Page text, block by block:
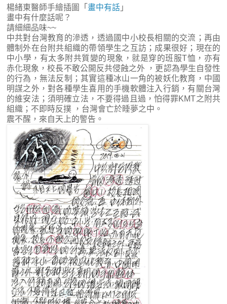
楊緒東醫師手繪插圖「 畫中有話 」
畫中有什麼話呢？
請細細品味~~
中共對台灣教育的滲透，透過國中小校長相關的交流；再由
體制外在台附共組織的帶領學生之互訪；成果很好；現在的
中小學，有太多附共質變的現象，就是穿的班服T恤，亦有
赤化現象，校長不敢公開反共侵蝕之外 ，更認為學生自發性
的行為，無法反制；其實這種冰山一角的被妖化教育，中國
明謀之外，對各種學生喜用的手機軟體注入行銷，有關台灣
的維安法；須明確立法，不要得過且過，怕得罪KMT之附共
組織；不即時反撲 ，台灣會亡於睡夢之中。
震不醒，來自天上的警告。